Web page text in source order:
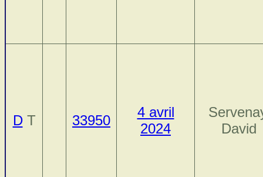
DT 33950
4 avril
2024
David